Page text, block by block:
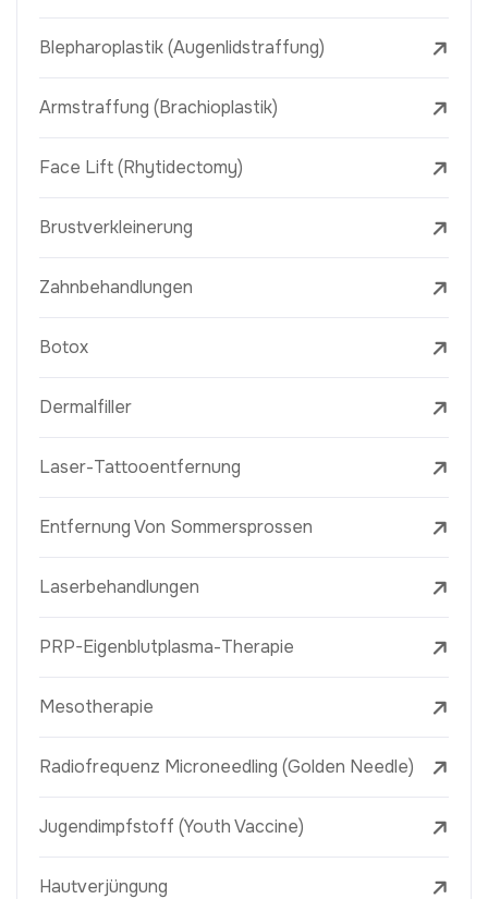
Blepharoplastik (Augenlidstraffung)
Armstraffung (Brachioplastik)
Face Lift (Rhytidectomy)
Brustverkleinerung
Zahnbehandlungen
Botox
Dermalfiller
Laser-Tattooentfernung
Entfernung Von Sommersprossen
Laserbehandlungen
PRP-Eigenblutplasma-Therapie
Mesotherapie
Radiofrequenz Microneedling (Golden Needle)
Jugendimpfstoff (Youth Vaccine)
Hautverjüngung